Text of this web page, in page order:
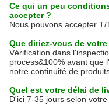
Ce qui un peu
accepter ?
Nous pouvons accepter T/
Que diriez-vous de
Vérification dans
process&100% avant que
notre continuité de
Quel est votre délai de
D'ici 7-35 jours selon